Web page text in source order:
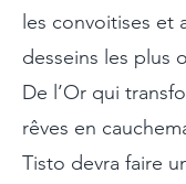
les convoitises et
desseins les plus
De l’Or qui
rêves en
Tisto devra faire